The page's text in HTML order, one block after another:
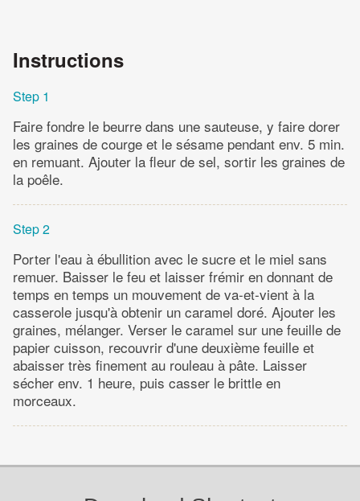
Instructions
Step 1
Faire fondre le beurre dans une sauteuse, y faire dorer
les graines de courge et le sésame pendant env. 5 min.
en remuant. Ajouter la fleur de sel, sortir les graines de
la poêle.
Step 2
Porter l'eau à ébullition avec le sucre et le miel sans
remuer. Baisser le feu et laisser frémir en donnant de
temps en temps un mouvement de va-et-vient à la
casserole jusqu'à obtenir un caramel doré. Ajouter les
graines, mélanger. Verser le caramel sur une feuille de
papier cuisson, recouvrir d'une deuxième feuille et
abaisser très finement au rouleau à pâte. Laisser
sécher env. 1 heure, puis casser le brittle en
morceaux.